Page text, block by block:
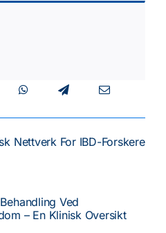
Nettverk For IBD-Forskere
Ved
– En Klinisk Oversikt